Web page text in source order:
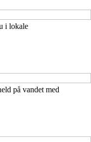
i lokale
på vandet med